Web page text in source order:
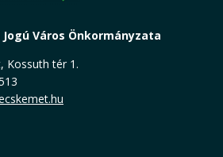
Város Önkormányzata
Kossuth tér 1.